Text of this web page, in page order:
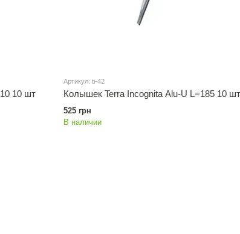
10 шт
Артикул: ti-42
Колышек Terra Incognita Alu-U L=185 10 шт
525 грн
В наличии